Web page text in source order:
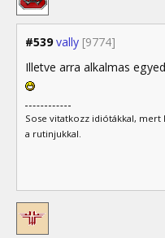
#539 vally [9774]
Illetve arra alkalmas
Sose vitatkozz idiótákkal, mert
a rutinjukkal.